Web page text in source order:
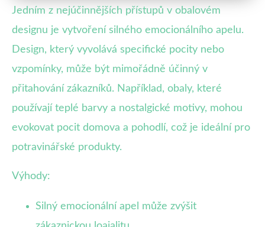
Jedním z nejúčinnějších přístupů v obalovém
designu je vytvoření silného emocionálního apelu.
Design, který vyvolává specifické pocity nebo
vzpomínky, může být mimořádně účinný v
přitahování zákazníků. Například, obaly, které
používají teplé barvy a nostalgické motivy, mohou
evokovat pocit domova a pohodlí, což je ideální pro
potravinářské produkty.
Výhody:
Silný emocionální apel může zvýšit